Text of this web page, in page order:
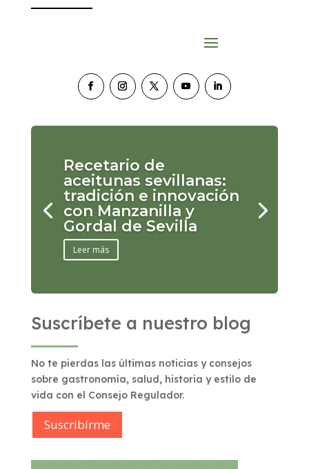
Recetario de
aceitunas sevillanas:
tradición e innovación
con Manzanilla y
Gordal de Sevilla
Leer más
Suscríbete a nuestro blog
No te pierdas las últimas noticias y consejos
sobre gastronomía, salud, historia y estilo de
vida con el Consejo Regulador.
Suscribírme